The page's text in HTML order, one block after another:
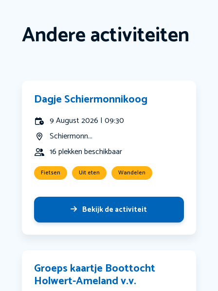
Andere activiteiten
Dagje Schiermonnikoog
9 August 2026 | 09:30
Schiermonn...
16 plekken beschikbaar
Fietsen Uit eten Wandelen
Bekijk de activiteit
Groeps kaartje Boottocht
Holwert-Ameland v.v.